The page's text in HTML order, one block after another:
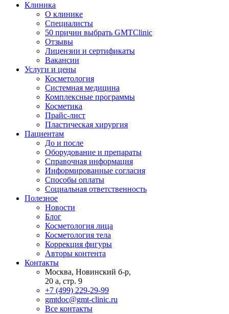
Клиника
О клинике
Специалисты
50 причин выбрать GMTClinic
Отзывы
Лицензии и сертификаты
Вакансии
Услуги и цены
Косметология
Системная медицина
Комплексные программы
Косметика
Прайс-лист
Пластическая хирургия
Пациентам
До и после
Оборудование и препараты
Справочная информация
Информированные согласия
Способы оплаты
Социальная ответственность
Полезное
Новости
Блог
Косметология лица
Косметология тела
Коррекция фигуры
Авторы контента
Контакты
Москва, Новинский б-р,
20 а, стр. 9
+7 (499) 229-29-99
gmtdoc@gmt-clinic.ru
Все контакты